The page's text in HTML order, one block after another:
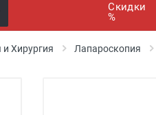
Скидки
%
Хирургия Лапароскопия